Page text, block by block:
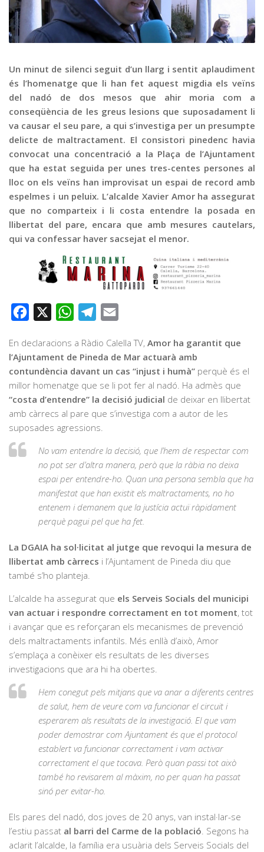
Publicitat
Contacte
Un minut de silenci seguit d’un llarg i sentit aplaudiment
és l’homenatge que li han fet aquest migdia els veïns
del nadó de dos mesos que ahir moria com a
conseqüència de les greus lesions que suposadament li
va causar el seu pare, a qui s’investiga per un presumpte
delicte de maltractament. El consistori pinedenc havia
convocat una concentració a la Plaça de l’Ajuntament
que ha estat seguida per unes tres-centes persones al
lloc on els veïns han improvisat un espai de record amb
espelmes i un peluix. L’alcalde Xavier Amor ha assegurat
que no comparteix i li costa entendre la posada en
llibertat del pare, encara que amb mesures cautelars,
qui va confessar haver sacsejat el menor.
Facebook WhatsAppTelegram
En declaracions a Ràdio Calella TV, Amor ha garantit que
l’Ajuntament de Pineda de Mar actuarà amb
contundència davant un cas “injust i humà” perquè és el
millor homenatge que se li pot fer al nadó. Ha admès que
“costa d’entendre” la decisió judicial de deixar en llibertat
amb càrrecs al pare que s’investiga com a autor de les
suposades agressions.
No vam entendre la decisió, que l’hem de respectar com
no pot ser d’altra manera, però que la ràbia no deixa
espai per entendre-ho. Quan una persona sembla que ha
manifestat que han existit els maltractaments, no ho
entenem i demanem que la justícia actuï ràpidament
perquè pagui pel que ha fet.
La DGAIA ha sol·licitat al jutge que revoqui la mesura de
llibertat amb càrrecs i l’Ajuntament de Pineda diu que
també s’ho planteja.
L’alcalde ha assegurat que els Serveis Socials del municipi
van actuar i respondre correctament en tot moment, tot
i avançar que es reforçaran els mecanismes de prevenció
dels maltractaments infantils. Més enllà d’això, Amor
s’emplaça a conèixer els resultats de les diverses
investigacions que ara hi ha obertes.
Hem conegut pels mitjans que va anar a diferents centres
de salut, hem de veure com va funcionar el circuit i
esperarem als resultats de la investigació. El que vam
poder demostrar com Ajuntament és que el protocol
establert va funcionar correctament i vam activar
correctament el que tocava. Però quan passi tot això
també ho revisarem al màxim, no per quan ha passat
sinó per evitar-ho.
Els pares del nadó, dos joves de 20 anys, van instal·lar-se
l’estiu passat al barri del Carme de la població . Segons ha
aclarit l’alcalde, la família era usuària dels Serveis Socials del